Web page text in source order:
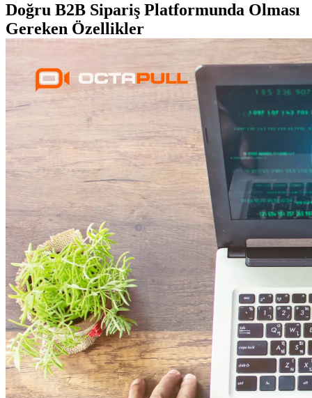
Doğru B2B Sipariş Platformunda Olması
Gereken Özellikler